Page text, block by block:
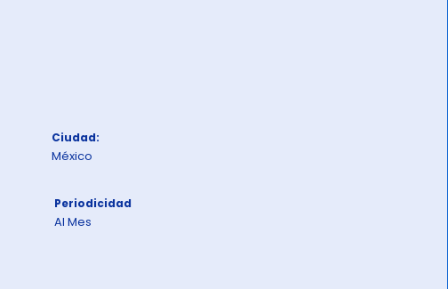
Ciudad:
México
Periodicidad
Al Mes